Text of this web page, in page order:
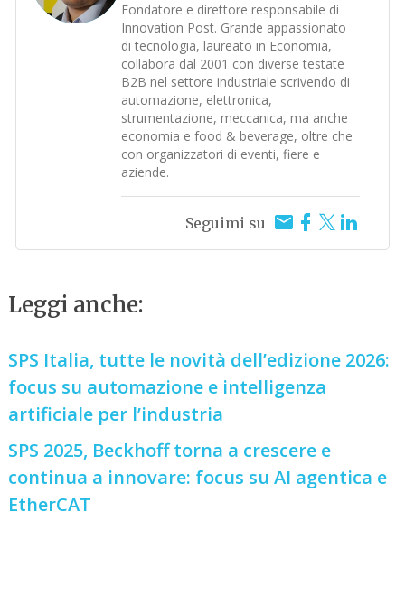
Fondatore e direttore responsabile di
Innovation Post. Grande appassionato
di tecnologia, laureato in Economia,
collabora dal 2001 con diverse testate
B2B nel settore industriale scrivendo di
automazione, elettronica,
strumentazione, meccanica, ma anche
economia e food & beverage, oltre che
con organizzatori di eventi, fiere e
aziende.
Seguimi su
Leggi anche:
SPS Italia, tutte le novità dell’edizione 2026:
focus su automazione e intelligenza
artificiale per l’industria
SPS 2025, Beckhoff torna a crescere e
continua a innovare: focus su AI agentica e
EtherCAT